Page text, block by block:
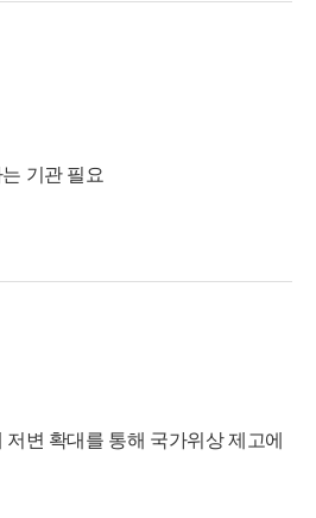
기관 필요
변 확대를 통해 국가위상 제고에